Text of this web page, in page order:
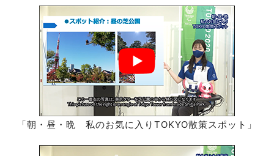
「朝・昼・晩 私のお気に入りTOKYO散策スポット」